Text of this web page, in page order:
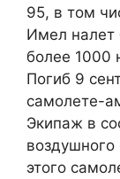
95, в том
Имел налет
более 1000
Погиб 9
самолете-
Экипаж в
этого